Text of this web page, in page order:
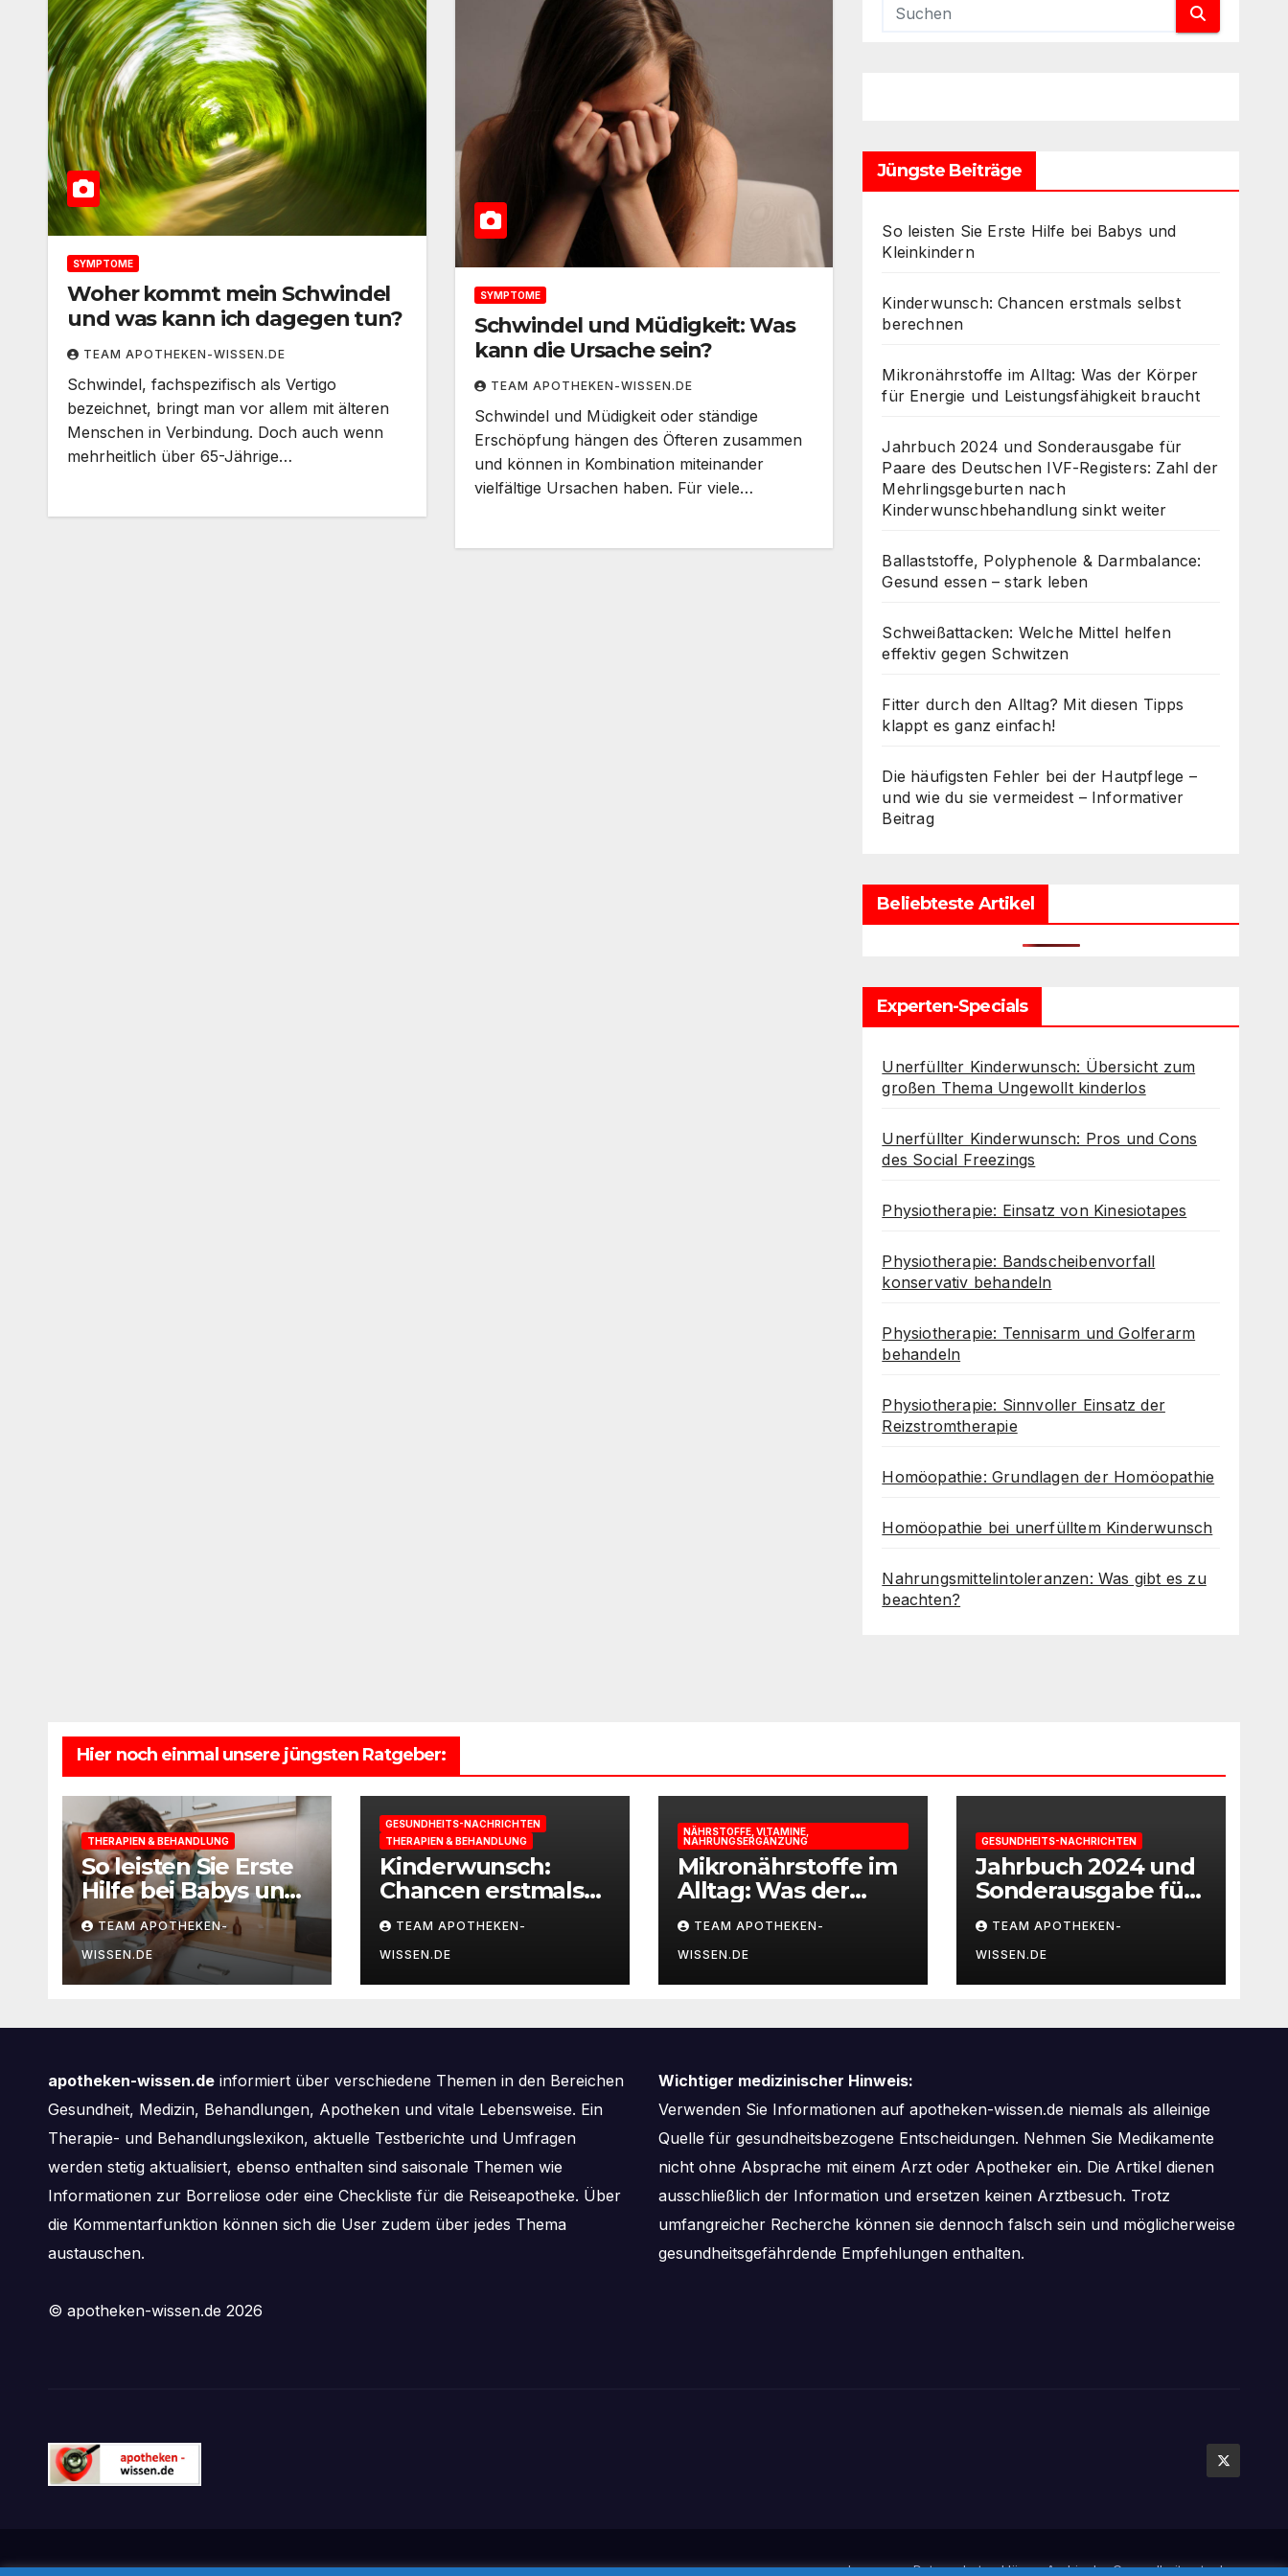
SYMPTOME
Woher kommt mein Schwindel
und was kann ich dagegen tun?
TEAM APOTHEKEN-WISSEN.DE
Schwindel, fachspezifisch als Vertigo
bezeichnet, bringt man vor allem mit älteren
Menschen in Verbindung. Doch auch wenn
mehrheitlich über 65-Jährige…
SYMPTOME
Schwindel und Müdigkeit: Was
kann die Ursache sein?
TEAM APOTHEKEN-WISSEN.DE
Schwindel und Müdigkeit oder ständige
Erschöpfung hängen des Öfteren zusammen
und können in Kombination miteinander
vielfältige Ursachen haben. Für viele…
Jüngste Beiträge
So leisten Sie Erste Hilfe bei Babys und
Kleinkindern
Kinderwunsch: Chancen erstmals selbst
berechnen
Mikronährstoffe im Alltag: Was der Körper
für Energie und Leistungsfähigkeit braucht
Jahrbuch 2024 und Sonderausgabe für
Paare des Deutschen IVF-Registers: Zahl der
Mehrlingsgeburten nach
Kinderwunschbehandlung sinkt weiter
Ballaststoffe, Polyphenole & Darmbalance:
Gesund essen – stark leben
Schweißattacken: Welche Mittel helfen
effektiv gegen Schwitzen
Fitter durch den Alltag? Mit diesen Tipps
klappt es ganz einfach!
Die häufigsten Fehler bei der Hautpflege –
und wie du sie vermeidest – Informativer
Beitrag
Beliebteste Artikel
Experten-Specials
Unerfüllter Kinderwunsch: Übersicht zum
großen Thema Ungewollt kinderlos
Unerfüllter Kinderwunsch: Pros und Cons
des Social Freezings
Physiotherapie: Einsatz von Kinesiotapes
Physiotherapie: Bandscheibenvorfall
konservativ behandeln
Physiotherapie: Tennisarm und Golferarm
behandeln
Physiotherapie: Sinnvoller Einsatz der
Reizstromtherapie
Homöopathie: Grundlagen der Homöopathie
Homöopathie bei unerfülltem Kinderwunsch
Nahrungsmittelintoleranzen: Was gibt es zu
beachten?
Hier noch einmal unsere jüngsten Ratgeber:
THERAPIEN & BEHANDLUNG
So leisten Sie Erste
Hilfe bei Babys und
Kleinkindern
TEAM APOTHEKEN-
WISSEN.DE
GESUNDHEITS-NACHRICHTEN
THERAPIEN & BEHANDLUNG
Kinderwunsch:
Chancen erstmals
selbst berechnen
TEAM APOTHEKEN-
WISSEN.DE
NÄHRSTOFFE, VITAMINE,
NAHRUNGSERGÄNZUNG
Mikronährstoffe im
Alltag: Was der
Körper für Energie
und
Leistungsfähigkeit
braucht
TEAM APOTHEKEN-
WISSEN.DE
GESUNDHEITS-NACHRICHTEN
Jahrbuch 2024 und
Sonderausgabe für
Paare des
Deutschen IVF-
Registers: Zahl der
Mehrlingsgeburten
Kinderwunschbeha
TEAM APOTHEKEN-
WISSEN.DE
apotheken-wissen.de informiert über verschiedene Themen in den Bereichen
Gesundheit, Medizin, Behandlungen, Apotheken und vitale Lebensweise. Ein
Therapie- und Behandlungslexikon, aktuelle Testberichte und Umfragen
werden stetig aktualisiert, ebenso enthalten sind saisonale Themen wie
Informationen zur Borreliose oder eine Checkliste für die Reiseapotheke. Über
die Kommentarfunktion können sich die User zudem über jedes Thema
austauschen.
© apotheken-wissen.de 2026
Wichtiger medizinischer Hinweis:
Verwenden Sie Informationen auf apotheken-wissen.de niemals als alleinige
Quelle für gesundheitsbezogene Entscheidungen. Nehmen Sie Medikamente
nicht ohne Absprache mit einem Arzt oder Apotheker ein. Die Artikel dienen
ausschließlich der Information und ersetzen keinen Arztbesuch. Trotz
umfangreicher Recherche können sie dennoch falsch sein und möglicherweise
gesundheitsgefährdende Empfehlungen enthalten.
ImpressumDatenschutzerklärungArchiv der Gesundheitsratgeber